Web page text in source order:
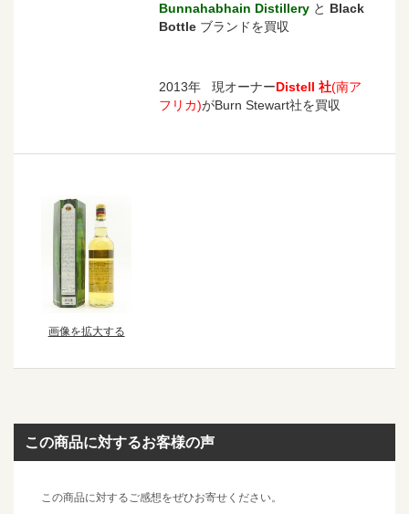
Bunnahabhain Distillery と Black
Bottle ブランドを買収
2013年 現オーナーDistell 社(南ア
フリカ)がBurn Stewart社を買収
画像を拡大する
この商品に対するお客様の声
この商品に対するご感想をぜひお寄せください。